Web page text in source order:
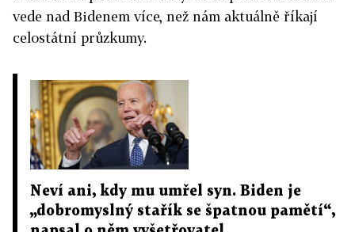
vede nad Bidenem více, než nám aktuálně říkají
celostátní průzkumy.
Neví ani, kdy mu umřel syn. Biden je
„dobromyslný stařík se špatnou pamětí“,